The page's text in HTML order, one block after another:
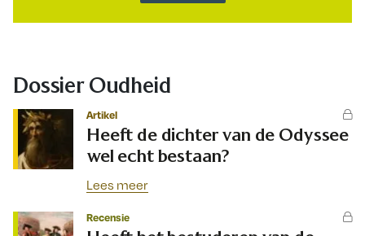
Dossier Oudheid
Artikel
Heeft de dichter van de Odyssee
wel echt bestaan?
Lees meer
Recensie